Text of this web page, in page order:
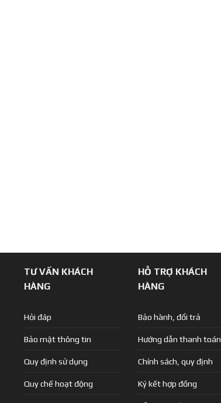
TƯ VẤN KHÁCH
HÀNG
Hỏi đáp
Bảo mật thông tin
Quy định sử dụng
Quy chế hoạt động
HỖ TRỢ KHÁCH
HÀNG
Bảo hành, đổi trả
Hướng dẫn thanh toán
Chính sách, quy định
Ký kết hợp đồng